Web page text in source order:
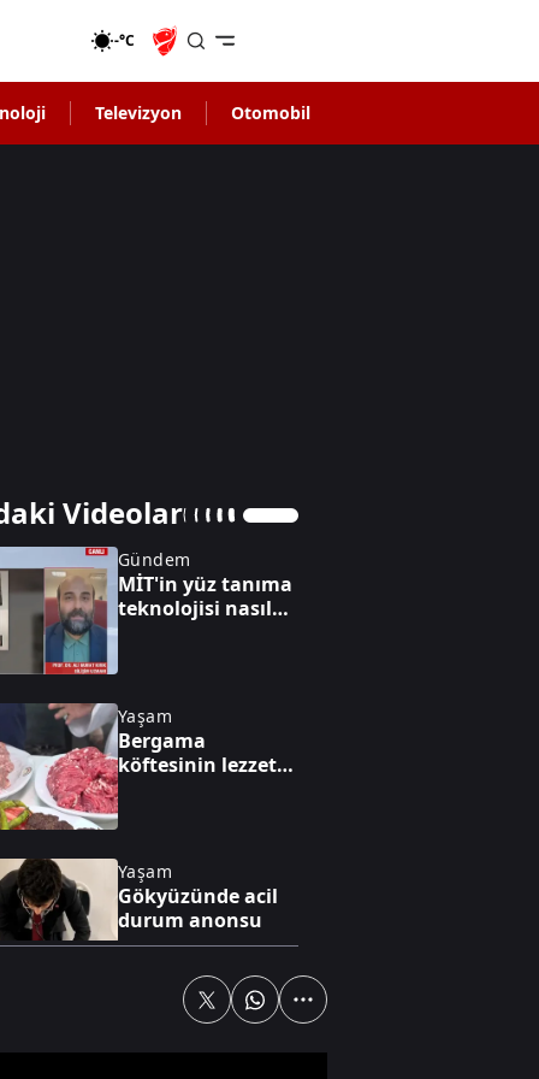
-°C
Televizyon Otomobil
Videolar
Gündem
MİT'in yüz tanıma
teknolojisi nasıl
Yaşam
Bergama
köftesinin lezzet
Yaşam
Gökyüzünde acil
durum anonsu
Gaziantep'te 29